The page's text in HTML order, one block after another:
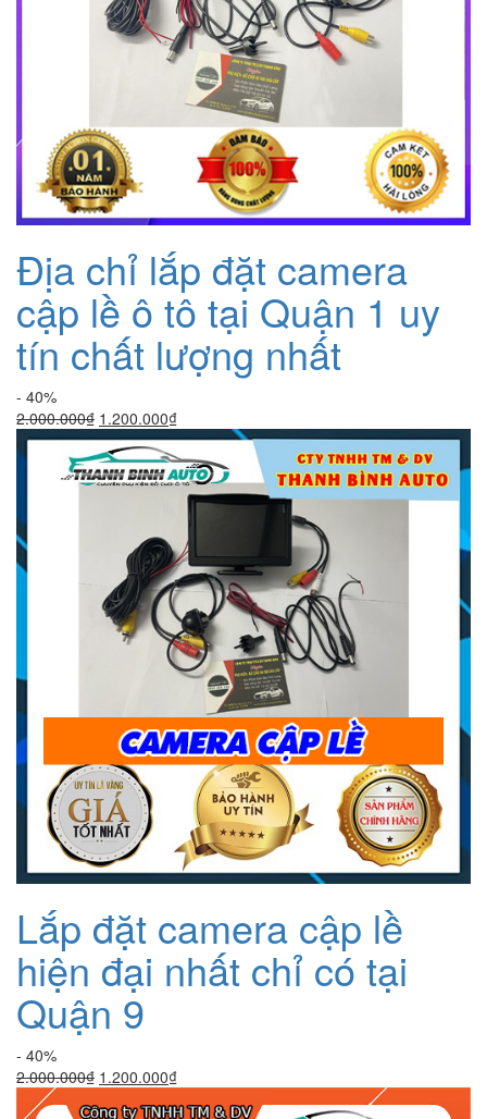
Địa chỉ lắp đặt camera
cập lề ô tô tại Quận 1 uy
tín chất lượng nhất
- 40%
2.000.000₫ Giá
gốc
là:
2.000.000₫.
1.200.000₫Giá
hiện
tại
là:
1.200.000₫.
Lắp đặt camera cập lề
hiện đại nhất chỉ có tại
Quận 9
- 40%
2.000.000₫ Giá
1.200.000₫Giá